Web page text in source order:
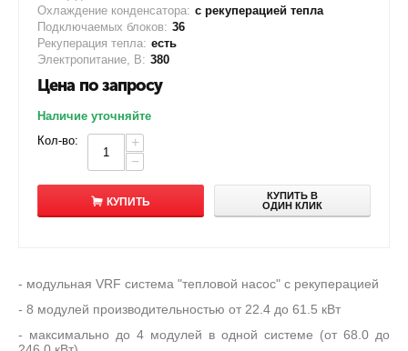
Охлаждение конденсатора: с рекуперацией тепла
Подключаемых блоков: 36
Рекуперация тепла: есть
Электропитание, В: 380
Цена по запросу
Наличие уточняйте
Кол-во:
+
−
КУПИТЬ
КУПИТЬ В
ОДИН КЛИК
- модульная VRF система "тепловой насос" c рекуперацией
- 8 модулей производительностью от 22.4 до 61.5 кВт
- максимально до 4 модулей в одной системе (от 68.0 до